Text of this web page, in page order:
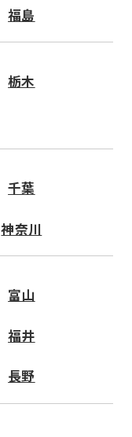
福島
栃木
千葉
神奈川
富山
福井
長野